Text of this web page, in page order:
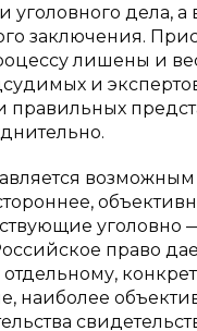
дела, а
заключения.
лишены и
и
возможным
право
наиболее